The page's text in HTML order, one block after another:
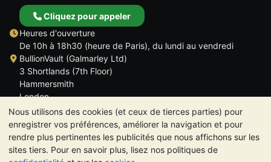
Nous utilisons des cookies (et ceux de tierces parties) pour
enregistrer vos préférences, améliorer la navigation et pour
rendre plus pertinentes les publicités que nous affichons sur les
sites tiers. Pour en savoir plus, lisez nos politiques de
Cliquez pour appeler
Heures d'ouverture
De 10h à 18h30 (heure de Paris), du lundi au vendredi
BullionVault (Galmarley Ltd)
3 Shortlands (7th Floor)
Hammersmith
London
W6 8DA
ROYAUME UNI